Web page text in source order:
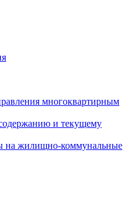
многоквартирным
и текущему
на жилищно-коммунальные